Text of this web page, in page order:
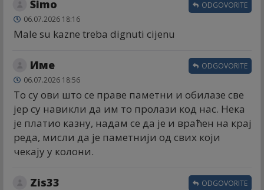
Simo
06.07.2026 18:16
Male su kazne treba dignuti cijenu
ODGOVORITE
Име
06.07.2026 18:56
То су ови што се праве паметни и обилазе све
јер су навикли да им то пролази код нас. Нека
је платио казну, надам се да је и враћен на крај
реда, мисли да је паметнији од свих који
чекају у колони.
ODGOVORITE
Zis33 ODGOVORITE